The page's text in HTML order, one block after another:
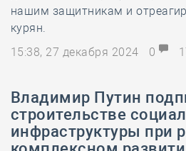
нашим защитникам и
курян.
15:38, 27 декабря 2024
0
Владимир Путин
строительстве
инфраструктуры при